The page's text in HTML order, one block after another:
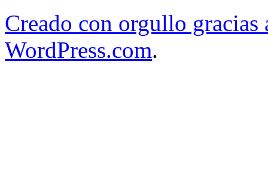
Creado con orgullo gracias
WordPress.com.